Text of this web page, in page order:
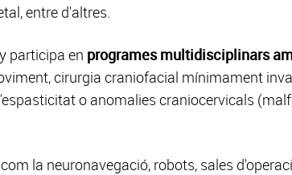
entre d'altres.
participa en programes multidisciplinars
cirurgia craniofacial mínimament
o anomalies craniocervicals
la neuronavegació, robots, sales